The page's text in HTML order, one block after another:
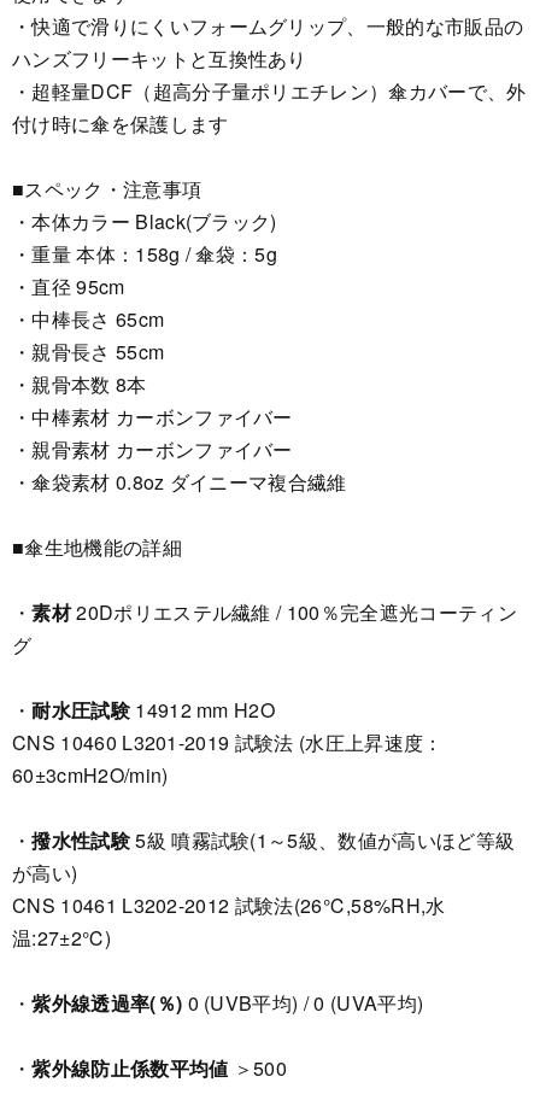
・快適で滑りにくいフォームグリップ、一般的な市販品の
ハンズフリーキットと互換性あり
・超軽量DCF（超高分子量ポリエチレン）傘カバーで、外
付け時に傘を保護します
■スペック・注意事項
・本体カラー Black(ブラック)
・重量 本体：158g / 傘袋：5g
・直径 95cm
・中棒長さ 65cm
・親骨長さ 55cm
・親骨本数 8本
・中棒素材 カーボンファイバー
・親骨素材 カーボンファイバー
・傘袋素材 0.8oz ダイニーマ複合繊維
■傘生地機能の詳細
・素材20Dポリエステル繊維 / 100％完全遮光コーティン
グ
・耐水圧試験14912 mm H2O
CNS 10460 L3201-2019 試験法 (水圧上昇速度：
60±3cmH2O/min)
・撥水性試験5級 噴霧試験(1～5級、数値が高いほど等級
が高い)
CNS 10461 L3202-2012 試験法(26℃,58%RH,水
温:27±2℃)
・紫外線透過率(％) 0 (UVB平均) / 0 (UVA平均)
・紫外線防止係数平均値 ＞500